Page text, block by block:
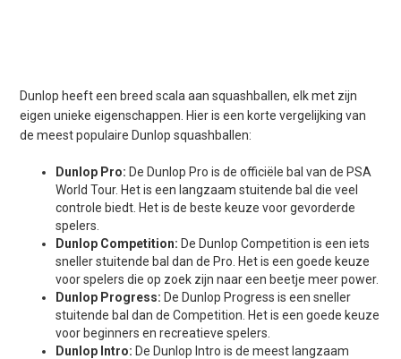
Dunlop heeft een breed scala aan squashballen, elk met zijn
eigen unieke eigenschappen. Hier is een korte vergelijking van
de meest populaire Dunlop squashballen:
Dunlop Pro: De Dunlop Pro is de officiële bal van de PSA
World Tour. Het is een langzaam stuitende bal die veel
controle biedt. Het is de beste keuze voor gevorderde
spelers.
Dunlop Competition: De Dunlop Competition is een iets
sneller stuitende bal dan de Pro. Het is een goede keuze
voor spelers die op zoek zijn naar een beetje meer power.
Dunlop Progress: De Dunlop Progress is een sneller
stuitende bal dan de Competition. Het is een goede keuze
voor beginners en recreatieve spelers.
Dunlop Intro: De Dunlop Intro is de meest langzaam